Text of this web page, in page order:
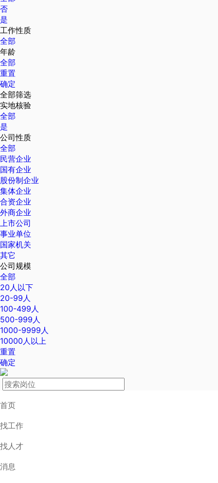
否
是
工作性质
全部
年龄
全部
重置
确定
全部筛选
实地核验
全部
是
公司性质
全部
民营企业
国有企业
股份制企业
集体企业
合资企业
外商企业
上市公司
事业单位
国家机关
其它
公司规模
全部
20人以下
20-99人
100-499人
500-999人
1000-9999人
10000人以上
重置
确定
首页
找工作
找人才
消息